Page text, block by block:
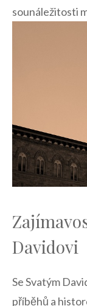
sounáležitosti
⁣Davidovi
Se Svatým
příběhů a